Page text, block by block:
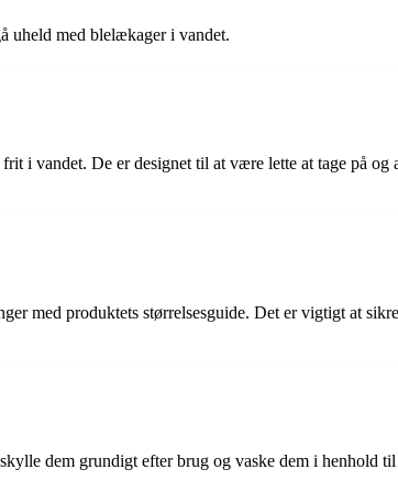
uheld med blelækager i vandet.
i vandet. De er designet til at være lette at tage på og
med produktets størrelsesguide. Det er vigtigt at
dem grundigt efter brug og vaske dem i henhold